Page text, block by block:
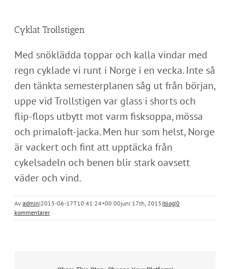
Cyklat Trollstigen
Med snöklädda toppar och kalla vindar med
regn cyklade vi runt i Norge i en vecka. Inte så
den tänkta semesterplanen såg ut från början,
uppe vid Trollstigen var glass i shorts och
flip-flops utbytt mot varm fisksoppa, mössa
och primaloft-jacka. Men hur som helst, Norge
är vackert och fint att upptäcka från
cykelsadeln och benen blir stark oavsett
väder och vind.
Av admin|2015-06-17T10:41:24+00:00juni 17th, 2015|blog|0
kommentarer